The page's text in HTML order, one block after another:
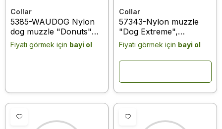
Collar
5385-WAUDOG Nylon
dog muzzle "Donuts"
design, plastic fastex,
size 2, 19-26 cm
Fiyatı görmek için bayi ol
Collar
57343-Nylon muzzle
"Dog Extreme",
adjustable #1 (A:14-
20cm) (yorkshire terrier,
pudel, cocker spaniel,
Fiyatı görmek için bayi ol